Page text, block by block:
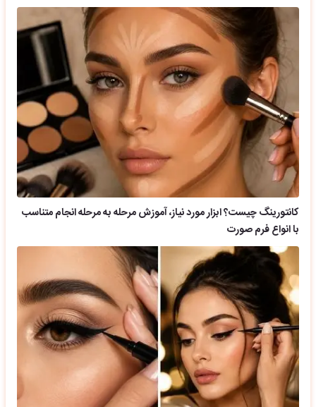
کانتورینگ چیست؟ ابزار مورد نیاز، آموزش مرحله به مرحله انجام متناسب
با انواع فرم صورت